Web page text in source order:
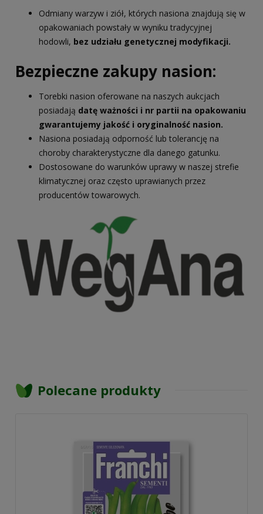
Odmiany warzyw i ziół, których nasiona znajdują się w
opakowaniach powstały w wyniku tradycyjnej
hodowli, bez udziału genetycznej modyfikacji.
Bezpieczne zakupy nasion:
Torebki nasion oferowane na naszych aukcjach
posiadają datę ważności i nr partii na opakowaniu
gwarantujemy jakość i oryginalność nasion.
Nasiona posiadają odporność lub tolerancję na
choroby charakterystyczne dla danego gatunku.
Dostosowane do warunków uprawy w naszej strefie
klimatycznej oraz często uprawianych przez
producentów towarowych.
Polecane produkty